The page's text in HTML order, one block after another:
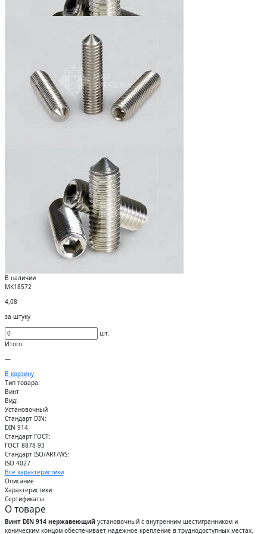
В наличии
МК18572
4,08
за штуку
шт.
Итого
—
В корзину
Тип товара:
Винт
Вид:
Установочный
Стандарт DIN:
DIN 914
Стандарт ГОСТ:
ГОСТ 8878-93
Стандарт ISO/ART/WS:
ISO 4027
Все характеристики
Описание
Характеристики
Сертификаты
О товаре
Винт DIN 914 нержавеющийустановочный с внутренним шестигранником и
коническим концом обеспечивает надежное крепление в труднодоступных местах.